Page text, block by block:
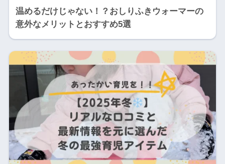
温めるだけじゃない！？おしりふきウォーマーの
意外なメリットとおすすめ5選